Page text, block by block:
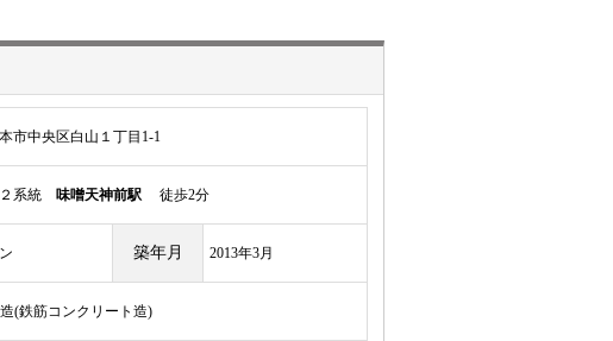
市中央区白山１丁目1-1
系統 味噌天神前駅 徒歩2分
築年月 2013年3月
(鉄筋コンクリート造)